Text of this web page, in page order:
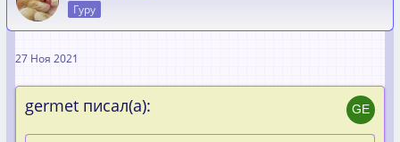
Гуру
27 Ноя 2021
germet писал(а):